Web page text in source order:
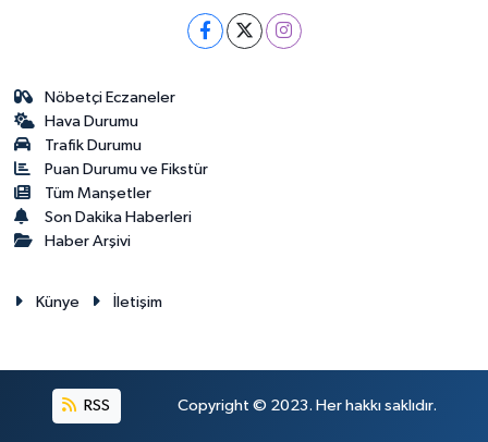
Nöbetçi Eczaneler
Hava Durumu
Trafik Durumu
Puan Durumu ve Fikstür
Tüm Manşetler
Son Dakika Haberleri
Haber Arşivi
Künye İletişim
RSS Copyright © 2023. Her hakkı saklıdır.